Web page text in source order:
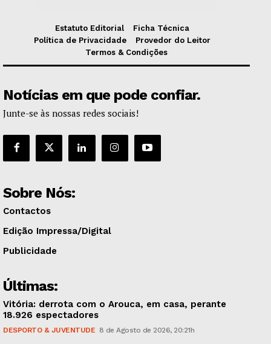
Estatuto Editorial
Ficha Técnica
Política de Privacidade
Provedor do Leitor
Termos & Condições
Notícias em que pode confiar.
Junte-se às nossas redes sociais!
Sobre Nós:
Contactos
Edição Impressa/Digital
Publicidade
Últimas:
Vitória: derrota com o Arouca, em casa, perante
18.926 espectadores
DESPORTO & JUVENTUDE 8 de Agosto de 2026, 20:21h